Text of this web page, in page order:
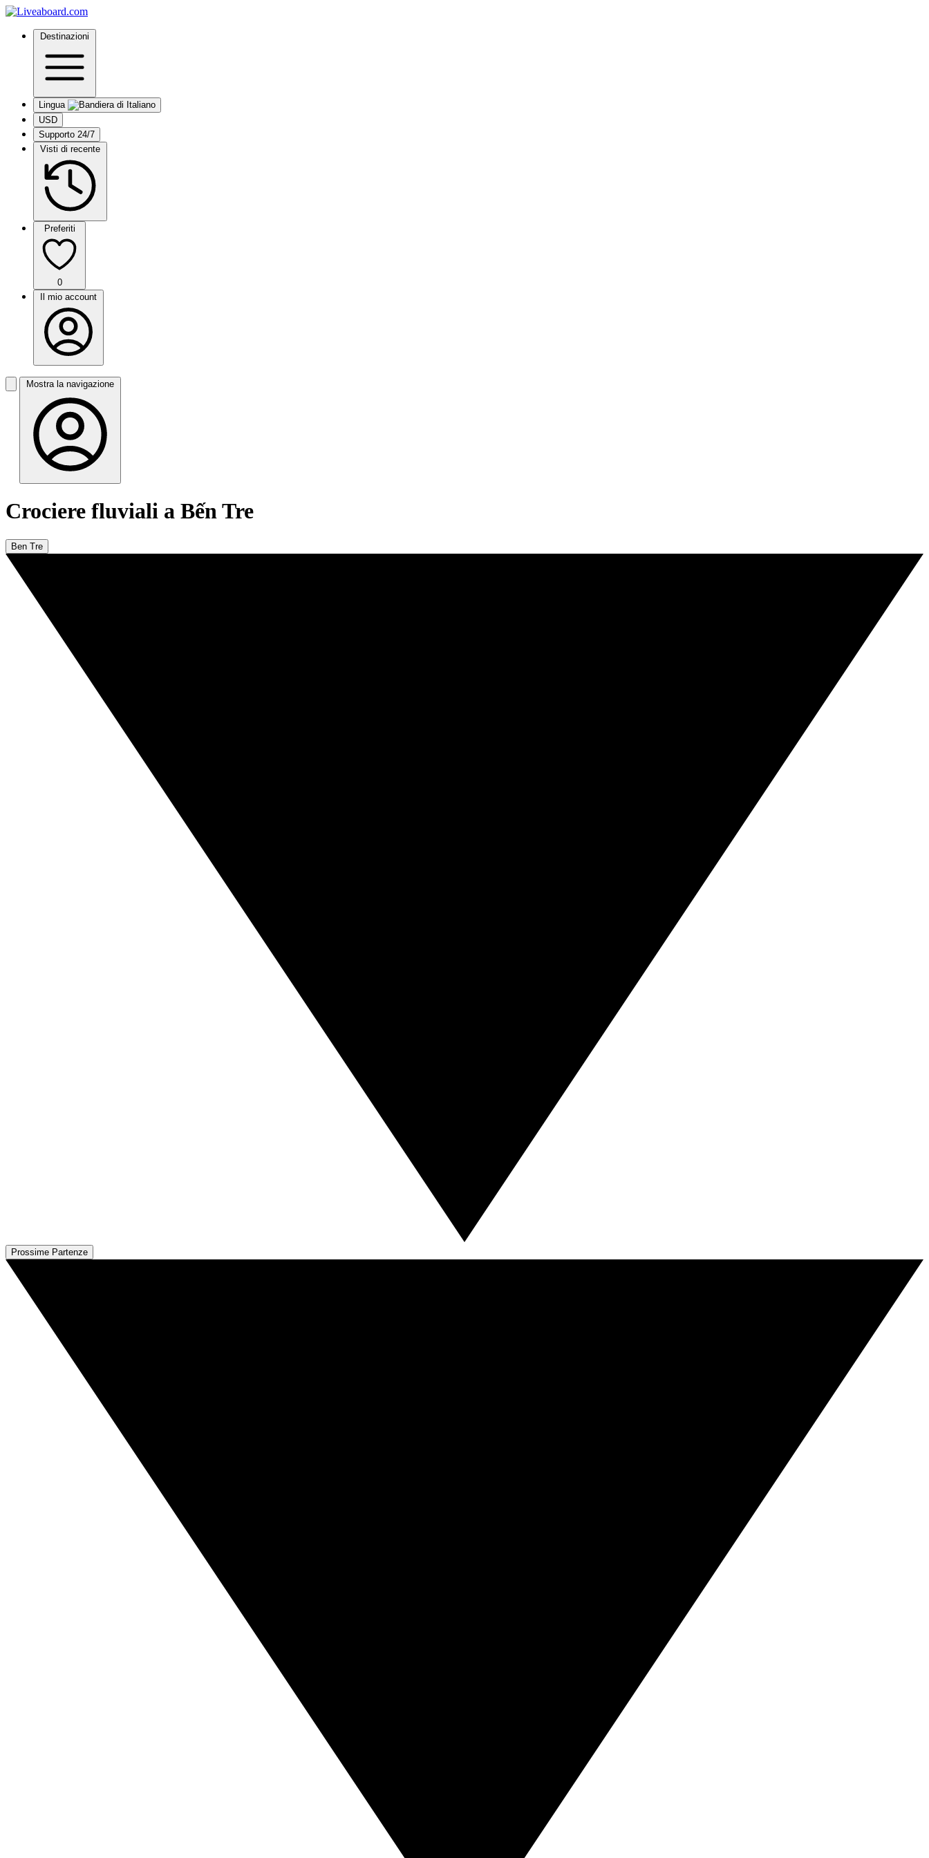
Destinazioni
Lingua
USD
Supporto 24/7
Visti di recente
Preferiti
0
Il mio account
Mostra la navigazione
Crociere fluviali a Bến Tre
Ben Tre
Prossime Partenze